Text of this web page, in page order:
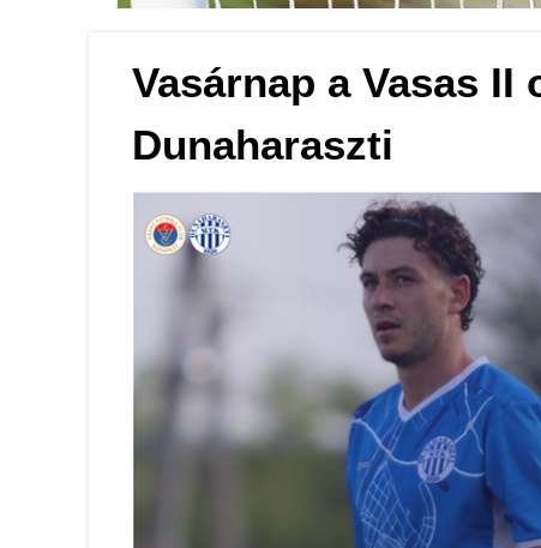
Vasárnap a Vasas
Dunaharaszti